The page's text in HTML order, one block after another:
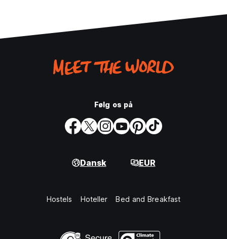
Følg os på
Dansk EUR
Hostels Hoteller Bed and Breakfast